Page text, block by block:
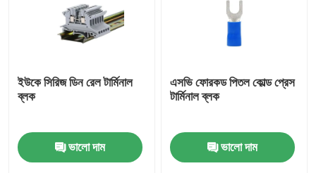
ইউকে সিরিজ ডিন রেল টার্মিনাল
ব্লক
ভালো দাম
এসভি ফোরকড পিতল কোল্ড প্রেস
টার্মিনাল ব্লক
ভালো দাম